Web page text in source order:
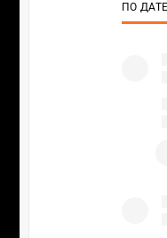
ПО ДАТЕ